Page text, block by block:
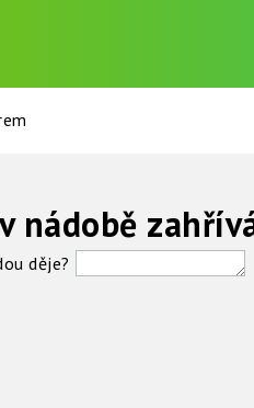
nádobě
děje?